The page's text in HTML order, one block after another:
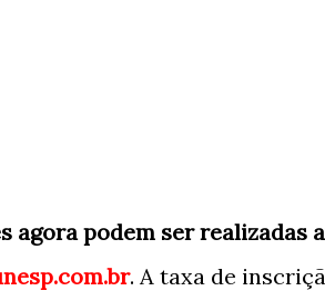
agora podem ser realizadas
. A taxa de